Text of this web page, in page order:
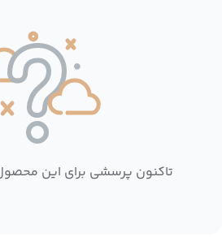
تاکنون پرسشی برای این